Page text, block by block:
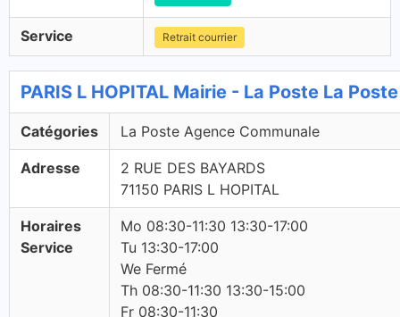
Service Retrait courrier
PARIS L HOPITAL Mairie - La Poste La
Catégories La Poste Agence Communale
Adresse
2 RUE DES BAYARDS
71150 PARIS L HOPITAL
Horaires
Service
Mo 08:30-11:30 13:30-17:00
Tu 13:30-17:00
We Fermé
Th 08:30-11:30 13:30-15:00
Fr 08:30-11:30